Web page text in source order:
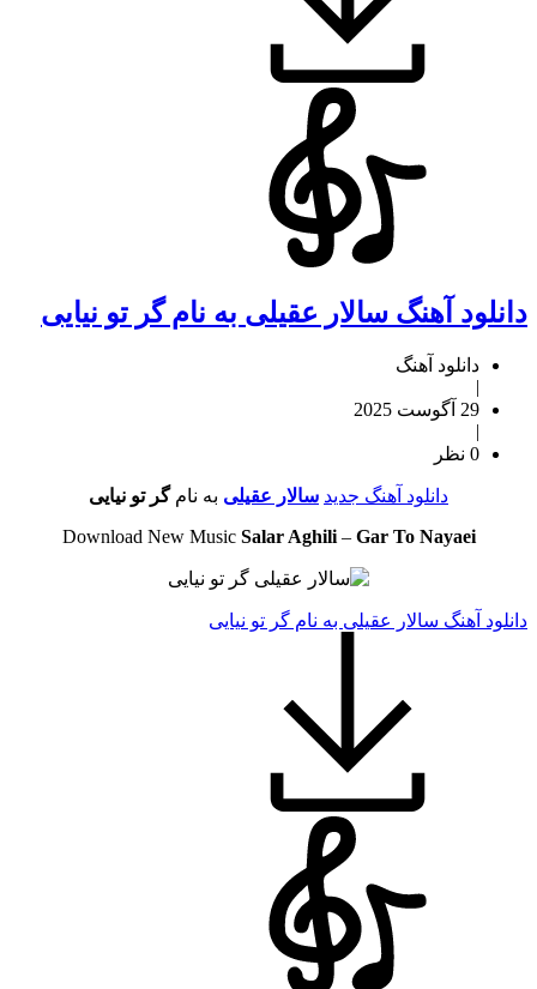
دانلود آهنگ سالار عقیلی به نام گر تو نیایی
دانلود آهنگ
|
29 آگوست 2025
|
0 نظر
دانلود آهنگ جدید سالار عقیلی به نامگر تو نیایی
Download New Music Salar Aghili– Gar To Nayaei
دانلود آهنگ سالار عقیلی به نام گر تو نیایی